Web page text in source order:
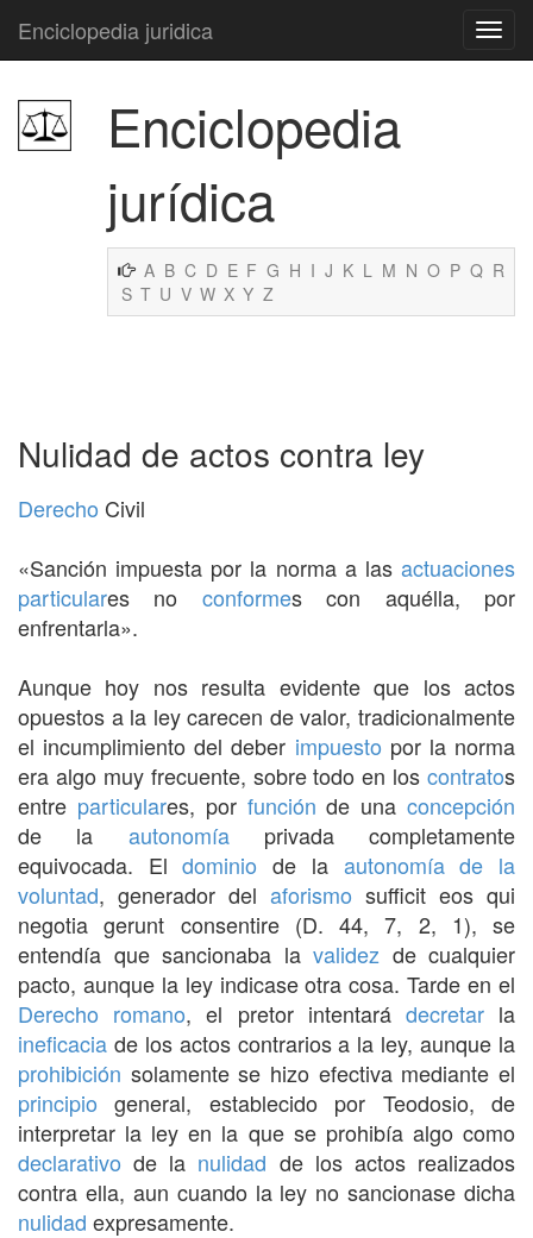
Enciclopedia juridica
Enciclopedia
jurídica
A B C D E F G H I J K L M N O P Q R
S T U V W X Y Z
Nulidad de actos contra ley
Derecho Civil
«Sanción impuesta por la norma a las actuaciones
particulares no conformes con aquélla, por
enfrentarla».
Aunque hoy nos resulta evidente que los actos
opuestos a la ley carecen de valor, tradicionalmente
el incumplimiento del deber impuesto por la norma
era algo muy frecuente, sobre todo en los contratos
entre particulares, por función de unaconcepción
de la autonomíaprivada completamente
equivocada. Eldominio de la autonomía de la
voluntad, generador del aforismo sufficit eos qui
negotia gerunt consentire (D. 44, 7, 2, 1), se
entendía que sancionaba la validez de cualquier
pacto, aunque la ley indicase otra cosa. Tarde en el
Derecho romano, el pretor intentará decretarla
ineficacia de los actos contrarios a la ley, aunque la
prohibición solamente se hizo efectiva mediante el
principio general, establecido por Teodosio, de
interpretar la ley en la que se prohibía algo como
declarativo de la nulidad de los actos realizados
contra ella, aun cuando la ley no sancionase dicha
nulidad expresamente.